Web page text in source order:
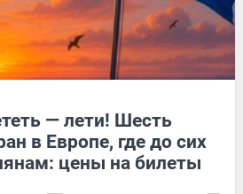
— лети! Шесть
в Европе, где до сих
цены на билеты